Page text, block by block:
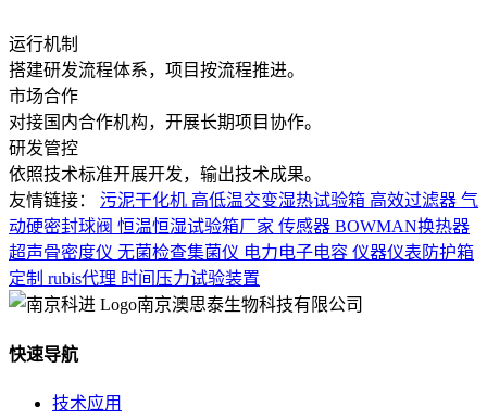
运行机制
搭建研发流程体系，项目按流程推进。
市场合作
对接国内合作机构，开展长期项目协作。
研发管控
依照技术标准开展开发，输出技术成果。
友情链接：
污泥干化机 高低温交变湿热试验箱 高效过滤器 气
动硬密封球阀 恒温恒湿试验箱厂家 传感器 BOWMAN换热器
超声骨密度仪 无菌检查集菌仪 电力电子电容 仪器仪表防护箱
定制 rubis代理 时间压力试验装置
南京澳思泰生物科技有限公司
快速导航
技术应用